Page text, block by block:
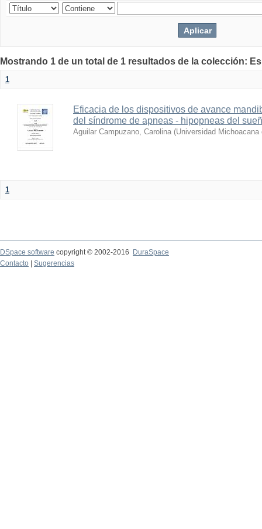
Mostrando 1 de un total de 1 resultados de la colección:
1
Eficacia de los dispositivos de avance
del síndrome de apneas - hipopneas del
Aguilar Campuzano, Carolina (Universidad
1
DSpace software copyright © 2002-2016
DuraSpace
Contacto
Sugerencias